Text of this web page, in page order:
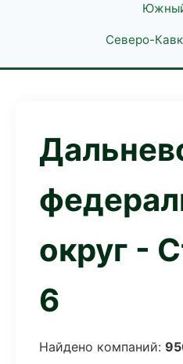
Северо-
округ -
6
Найдено компаний: